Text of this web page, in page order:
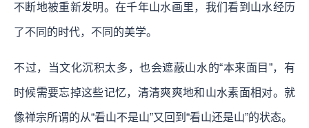
不断地被重新发明。在千年山水画里，我们看到山水经历
了不同的时代，不同的美学。
不过，当文化沉积太多，也会遮蔽山水的“本来面目”，有
时候需要忘掉这些记忆，清清爽爽地和山水素面相对。就
像禅宗所谓的从“看山不是山”又回到“看山还是山”的状态。